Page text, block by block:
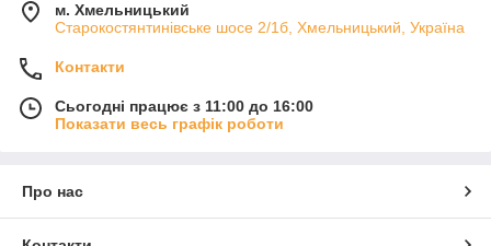
м. Хмельницький
Старокостянтинівське шосе 2/1б, Хмельницький, Україна
Контакти
Сьогодні працює з 11:00 до 16:00
Показати весь графік роботи
Про нас